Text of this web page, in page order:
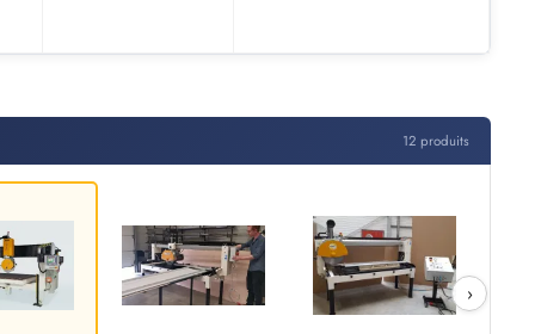
12 produits
›